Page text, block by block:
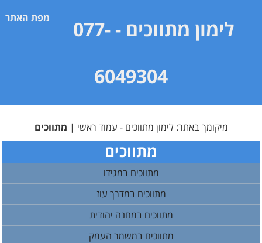
מפת האתר לימון מתווכים
- 077-
6049304
מיקומך באתר:לימון מתווכים - עמוד ראשי | מתווכים
מתווכים
מתווכים במגידו
מתווכים במדרך עוז
מתווכים במחנה יהודית
מתווכים במשמר העמק